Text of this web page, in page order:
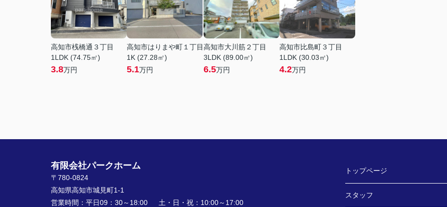
高知市桟橋通３丁目
1LDK (74.75㎡)
3.8万円
高知市はりまや町１丁目
1K (27.28㎡)
5.1万円
高知市大川筋２丁目
3LDK (89.00㎡)
6.5万円
高知市比島町３丁目
1LDK (30.03㎡)
4.2万円
有限会社パークホーム
〒780-0824
高知県高知市城見町1-1
営業時間： 平日09：30～18:00 土・日・祝：10:00～17:00
トップページ
スタッフ